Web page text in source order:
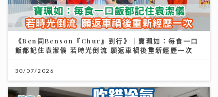
《Ben同Benson『Chur』到行》｜寶珮如：每食一口
飯都記住袁潔儀 若時光倒流 願返車禍後重新經歷一次
30/07/2026